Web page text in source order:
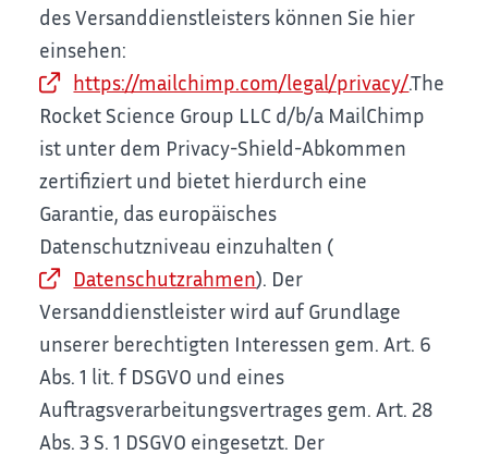
des Versanddienstleisters können Sie hier
einsehen:
https://mailchimp.com/legal/privacy/.The
Rocket Science Group LLC d/b/a MailChimp
ist unter dem Privacy-Shield-Abkommen
zertifiziert und bietet hierdurch eine
Garantie, das europäisches
Datenschutzniveau einzuhalten (
Datenschutzrahmen). Der
Versanddienstleister wird auf Grundlage
unserer berechtigten Interessen gem. Art. 6
Abs. 1 lit. f DSGVO und eines
Auftragsverarbeitungsvertrages gem. Art. 28
Abs. 3 S. 1 DSGVO eingesetzt. Der